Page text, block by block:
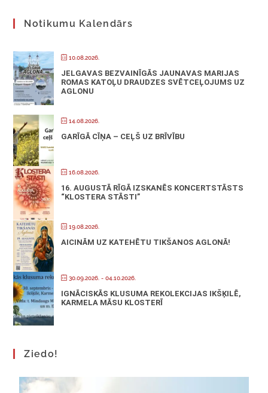
Notikumu Kalendārs
10.08.2026.
JELGAVAS BEZVAINĪGĀS JAUNAVAS MARIJAS
ROMAS KATOĻU DRAUDZES SVĒTCEĻOJUMS UZ
AGLONU
14.08.2026.
GARĪGĀ CĪŅA – CEĻŠ UZ BRĪVĪBU
16.08.2026.
16. AUGUSTĀ RĪGĀ IZSKANĒS KONCERTSTĀSTS
“KLOSTERA STĀSTI”
19.08.2026.
AICINĀM UZ KATEHĒTU TIKŠANOS AGLONĀ!
30.09.2026. - 04.10.2026.
IGNĀCISKĀS KLUSUMA REKOLEKCIJAS IKŠĶILĒ,
KARMELA MĀSU KLOSTERĪ
Ziedo!